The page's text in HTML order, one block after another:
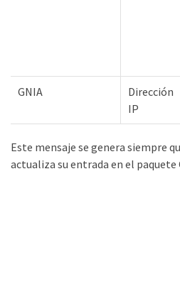
GNIA
Dirección
IP
Este mensaje se genera siempre
actualiza su entrada en el paquete